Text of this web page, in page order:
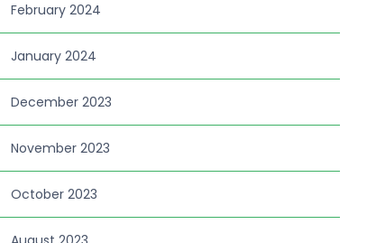
February 2024
January 2024
December 2023
November 2023
October 2023